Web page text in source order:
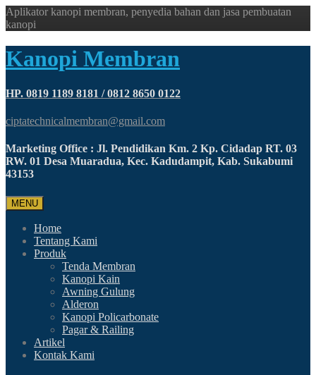
Aplikator kanopi membran, penyedia bahan dan jasa pembuatan
kanopi
Kanopi Membran
HP. 0819 1189 8181 / 0812 8650 0122
ciptatechnicalmembran@gmail.com
Marketing Office : Jl. Pendidikan Km. 2 Kp. Cidadap RT. 03
RW. 01 Desa Muaradua, Kec. Kadudampit, Kab. Sukabumi
43153
MENU
Home
Tentang Kami
Produk
Tenda Membran
Kanopi Kain
Awning Gulung
Alderon
Kanopi Policarbonate
Pagar & Railing
Artikel
Kontak Kami